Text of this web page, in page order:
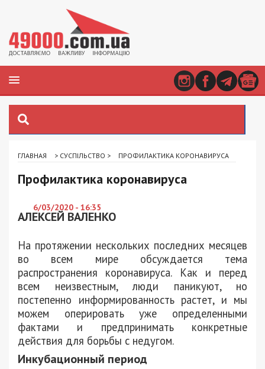
ГЛАВНАЯ > СУСПІЛЬСТВО > ПРОФИЛАКТИКА КОРОНАВИРУСА
Профилактика коронавируса
6/03/2020 - 16:35
АЛЕКСЕЙ ВАЛЕНКО
На протяжении нескольких последних месяцев
во всем мире обсуждается тема
распространения коронавируса. Как и перед
всем неизвестным, люди паникуют, но
постепенно информированность растет, и мы
можем оперировать уже определенными
фактами и предпринимать конкретные
действия для борьбы с недугом.
Инкубационный период